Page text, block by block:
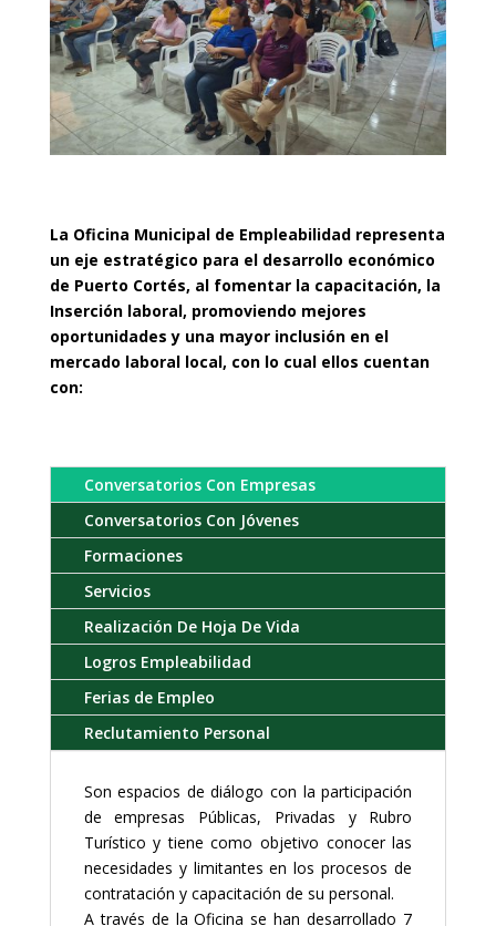
La Oficina Municipal de Empleabilidad representa
un eje estratégico para el desarrollo económico
de Puerto Cortés, al fomentar la capacitación, la
Inserción laboral, promoviendo mejores
oportunidades y una mayor inclusión en el
mercado laboral local, con lo cual ellos cuentan
con:
Conversatorios Con Empresas
Conversatorios Con Jóvenes
Formaciones
Servicios
Realización De Hoja De Vida
Logros Empleabilidad
Ferias de Empleo
Reclutamiento Personal
Son espacios de diálogo con la participación
de empresas Públicas, Privadas y Rubro
Turístico y tiene como objetivo conocer las
necesidades y limitantes en los procesos de
contratación y capacitación de su personal.
A través de la Oficina se han desarrollado 7